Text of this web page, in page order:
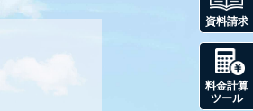
資料請求
料金計算
ツール